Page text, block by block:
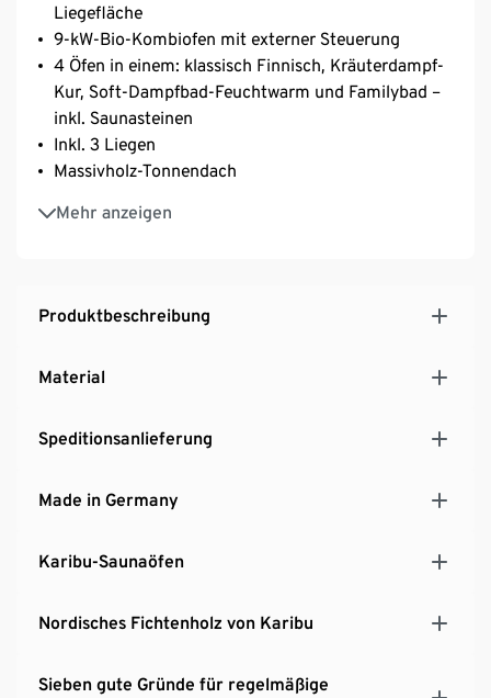
Liegefläche
9-kW-Bio-Kombiofen mit externer Steuerung
4 Öfen in einem: klassisch Finnisch, Kräuterdampf-
Kur, Soft-Dampfbad-Feuchtwarm und Familybad –
inkl. Saunasteinen
Inkl. 3 Liegen
Massivholz-Tonnendach
Mehr anzeigen
Bronzierte Ganzglas-Tür aus Einscheiben-
Sicherheitsglas
Inkl. aller Schrauben und Beschläge
Inkl. Dacheindeckung und Silikonkabel
Produktbeschreibung
Material
Speditionsanlieferung
Made in Germany
Karibu-Saunaöfen
Nordisches Fichtenholz von Karibu
Sieben gute Gründe für regelmäßige